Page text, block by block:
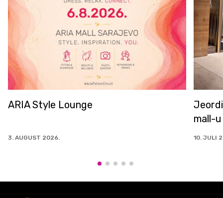
ARIA Style Lounge
3. AUGUST 2026.
mall-u
10. JULI